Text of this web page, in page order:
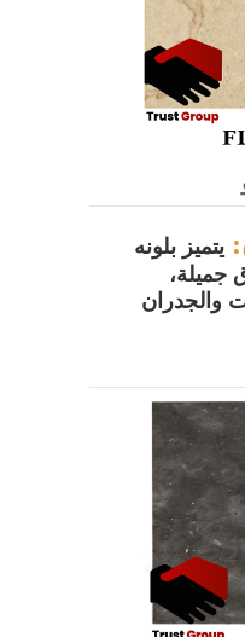
يتميز بلونه
جميلة،
والجدران